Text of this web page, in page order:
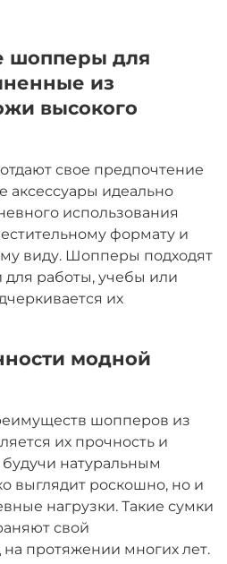
шопперы для
из
высокого
свое предпочтение
аксессуары идеально
использования
формату и
виду. Шопперы подходят
для работы, учебы или
их
модной
шопперов из
их прочность и
будучи натуральным
выглядит роскошно, но и
нагрузки. Такие сумки
свой
протяжении многих лет.